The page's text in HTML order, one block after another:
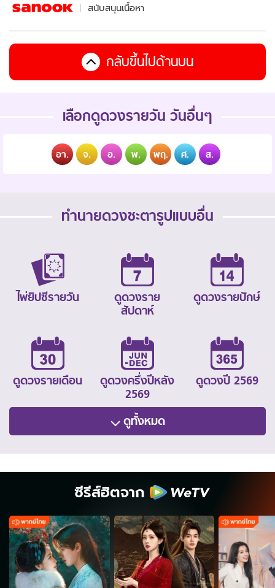
สนับสนุนเนื้อหา
กลับขึ้นไปด้านบน
เลือกดูดวงรายวัน วันอื่นๆ
อา. จ. อ. พ. พฤ. ศ. ส.
ทำนายดวงชะตารูปแบบอื่น
ไพ่ยิปซีรายวัน
ดูดวงราย
สัปดาห์
ดูดวงรายปักษ์
ดูดวงรายเดือน
ดูดวงครึ่งปีหลัง
2569
ดูดวงปี 2569
ดูทั้งหมด
ซีรีส์ฮิตจาก